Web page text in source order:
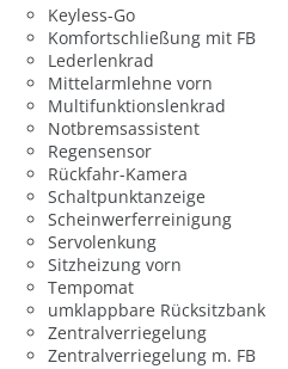
Keyless-Go
Komfortschließung mit FB
Lederlenkrad
Mittelarmlehne vorn
Multifunktionslenkrad
Notbremsassistent
Regensensor
Rückfahr-Kamera
Schaltpunktanzeige
Scheinwerferreinigung
Servolenkung
Sitzheizung vorn
Tempomat
umklappbare Rücksitzbank
Zentralverriegelung
Zentralverriegelung m. FB